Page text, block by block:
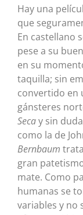
Hay una
que
En castellano
pese a su
en su
taquilla; sin
convertido en
gánsteres
Secay sin
como la de
Bernbaum
gran
mate. Como
humanas se
variables y no